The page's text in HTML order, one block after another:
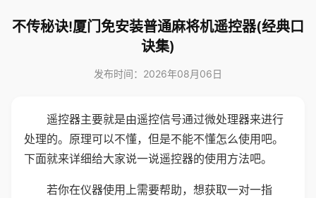
不传秘诀!厦门免安装普通麻将机遥控器(经典口
诀集)
发布时间：2026年08月06日
遥控器主要就是由遥控信号通过微处理器来进行
处理的。原理可以不懂，但是不能不懂怎么使用吧。
下面就来详细给大家说一说遥控器的使用方法吧。
若你在仪器使用上需要帮助，想获取一对一指